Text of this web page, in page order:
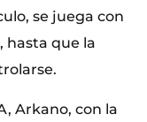
se juega con
hasta que la
Arkano, con la